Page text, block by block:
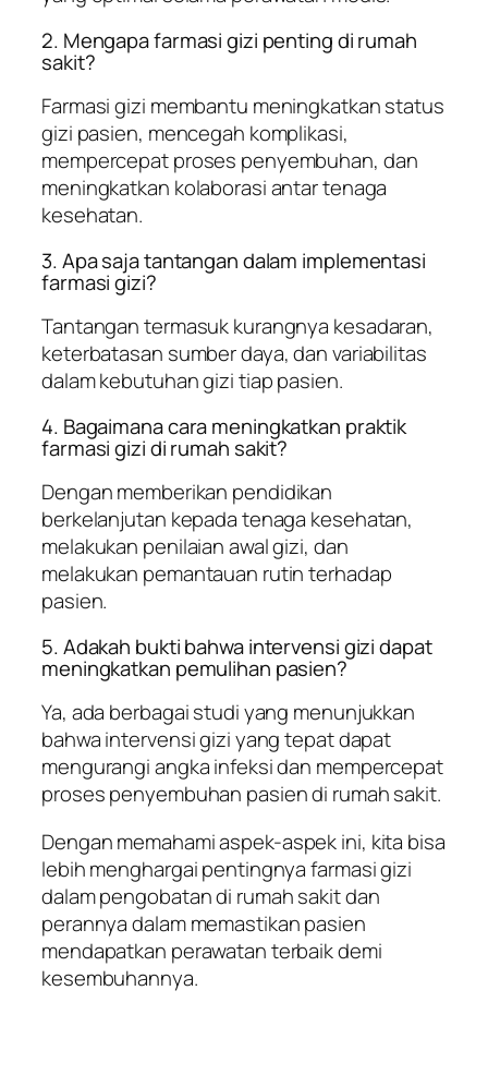
2. Mengapa farmasi gizi penting di rumah
sakit?
Farmasi gizi membantu meningkatkan status
gizi pasien, mencegah komplikasi,
mempercepat proses penyembuhan, dan
meningkatkan kolaborasi antar tenaga
kesehatan.
3. Apa saja tantangan dalam implementasi
farmasi gizi?
Tantangan termasuk kurangnya kesadaran,
keterbatasan sumber daya, dan variabilitas
dalam kebutuhan gizi tiap pasien.
4. Bagaimana cara meningkatkan praktik
farmasi gizi di rumah sakit?
Dengan memberikan pendidikan
berkelanjutan kepada tenaga kesehatan,
melakukan penilaian awal gizi, dan
melakukan pemantauan rutin terhadap
pasien.
5. Adakah bukti bahwa intervensi gizi dapat
meningkatkan pemulihan pasien?
Ya, ada berbagai studi yang menunjukkan
bahwa intervensi gizi yang tepat dapat
mengurangi angka infeksi dan mempercepat
proses penyembuhan pasien di rumah sakit.
Dengan memahami aspek-aspek ini, kita bisa
lebih menghargai pentingnya farmasi gizi
dalam pengobatan di rumah sakit dan
perannya dalam memastikan pasien
mendapatkan perawatan terbaik demi
kesembuhannya.